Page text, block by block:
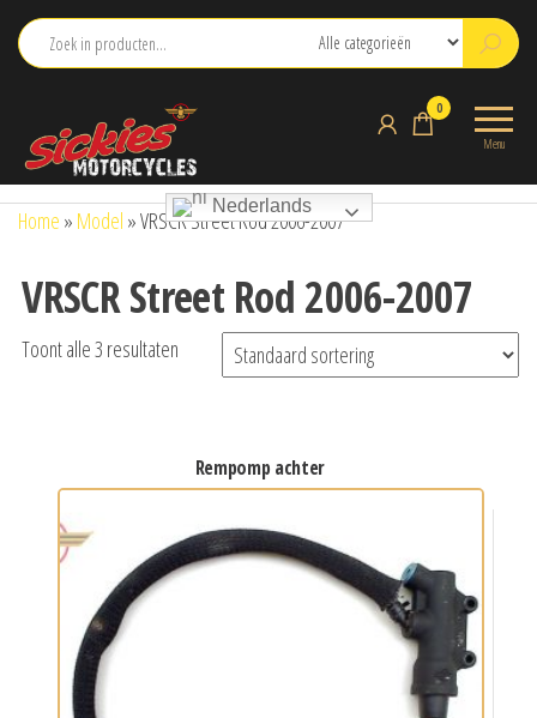
naar
Menu
0
Nederlands
Home » Model »VRSCR Street Rod 2006-2007
VRSCR Street Rod 2006-2007
Toont alle 3 resultaten
rempomp achter